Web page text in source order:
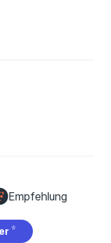
um die App mit
man mit
Sparplans ist
Empfehlung